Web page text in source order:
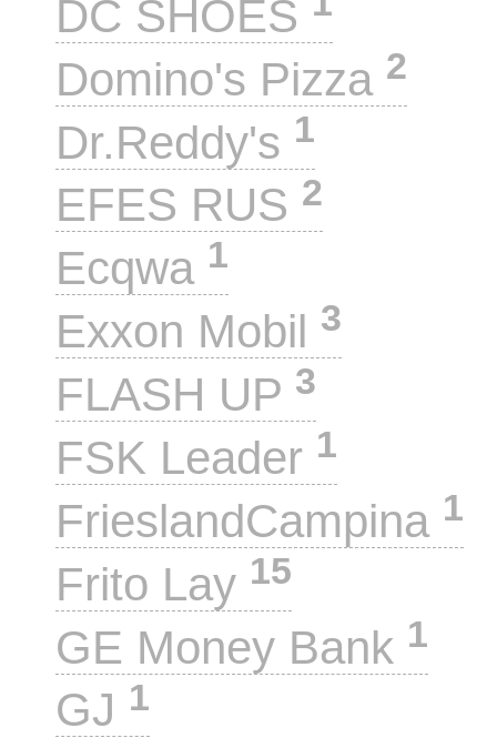
DC SHOES
Domino's Pizza 2
Dr.Reddy's 1
EFES RUS 2
Ecqwa 1
Exxon Mobil 3
FLASH UP 3
FSK Leader 1
FrieslandCampina 1
Frito Lay 15
GE Money Bank 1
GJ 1